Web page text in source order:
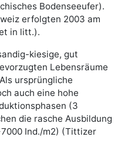
Bodenseeufer).
erfolgten 2003 am
in litt.).
kiesige, gut
Lebensräume
ursprüngliche
auch eine hohe
(3
die rasche Ausbildung
Ind./m2) (Tittizer